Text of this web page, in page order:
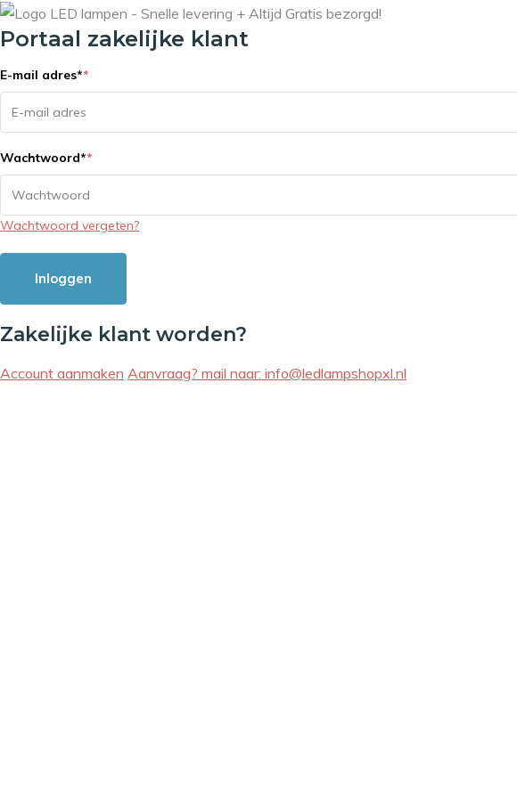
Portaal zakelijke klant
E-mail adres**
Wachtwoord**
Wachtwoord vergeten?
Inloggen
Zakelijke klant worden?
Account aanmaken Aanvraag? mail naar: info@ledlampshopxl.nl